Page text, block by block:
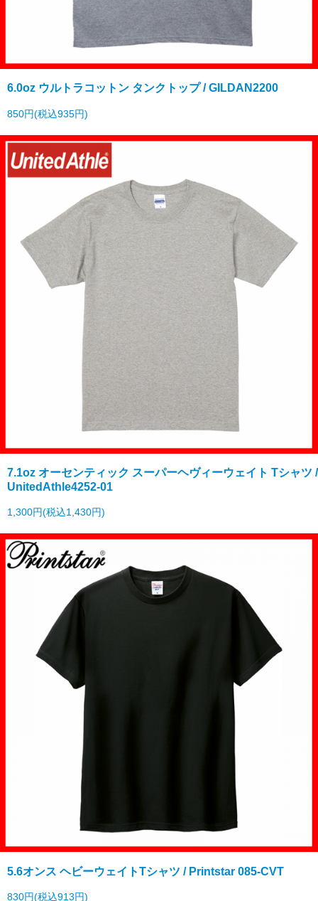
6.0oz ウルトラコットン タンクトップ / GILDAN2200
850円(税込935円)
7.1oz オーセンティック スーパーヘヴィーウェイト Tシャツ /
UnitedAthle4252-01
1,300円(税込1,430円)
5.6オンス ヘビーウェイトTシャツ / Printstar 085-CVT
830円(税込913円)